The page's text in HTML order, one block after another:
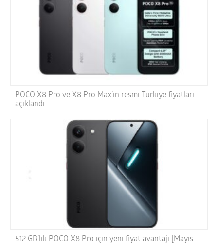
POCO X8 Pro ve X8 Pro Max’in resmi Türkiye fiyatları
açıklandı
512 GB’lık POCO X8 Pro için yeni fiyat avantajı [Mayıs